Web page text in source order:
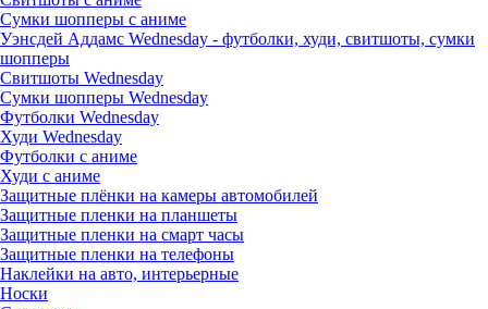
Сумки шопперы с аниме
Уэнсдей Аддамс Wednesday - футболки, худи, свитшоты, сумки
шопперы
Свитшоты Wednesday
Сумки шопперы Wednesday
Футболки Wednesday
Худи Wednesday
Футболки с аниме
Худи с аниме
Защитные плёнки на камеры автомобилей
Защитные пленки на планшеты
Защитные пленки на смарт часы
Защитные пленки на телефоны
Наклейки на авто, интерьерные
Носки